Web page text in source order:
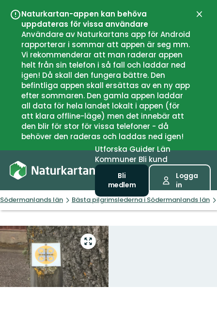
Naturkartan-appen kan behöva
uppdateras för vissa användare
Användare av Naturkartans app för Android
rapporterar i sommar att appen är seg mm.
Vi rekommenderar att man raderar appen
helt från sin telefon i så fall och laddar ned
igen! Då skall den fungera bättre. Den
befintliga appen skall ersättas av en ny app
efter sommaren. Den gamla appen laddar
all data för hela landet lokalt i appen (för
att klara offline-läge) men det innebär att
den blir för stor för vissa telefoner - då
behöver den raderas och laddas ned igen!
UtforskaGuiderLän
Kommuner Bli kund
Bli
medlem
Logga
in
Södermanlands län Bästa pilgrimslederna i Södermanlands län
Gå
till
helskärmsläge